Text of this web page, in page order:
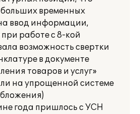
больших временных
ввод информации,
работе с 8-кой
возможность свертки
в документе
товаров и услуг»
на упрощенной системе
года пришлось с УСН